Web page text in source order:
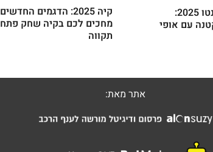
קיה פיקנטו 2025:
עם אופי
קיה 2025: הדגמים החדשים
מחכים לכם בקיה שחק פתח
תקווה
אתר מאת: